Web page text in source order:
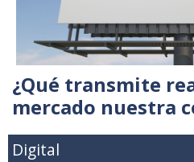
¿Qué transmite
mercado nuestra
Digital